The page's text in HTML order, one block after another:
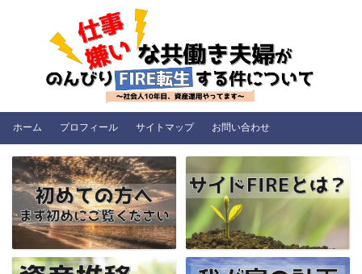
ホーム プロフィール サイトマップ お問い合わせ